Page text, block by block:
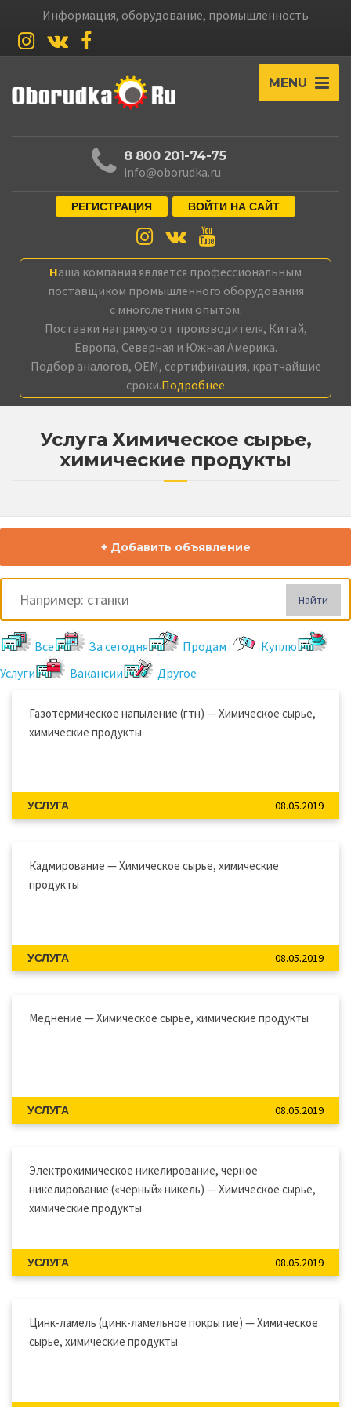
Информация, оборудование, промышленность
MENU
8 800 201-74-75
info@oborudka.ru
РЕГИСТРАЦИЯ ВОЙТИ НА САЙТ
Наша компания является профессиональным
поставщиком промышленного оборудования
с многолетним опытом.
Поставки напрямую от производителя, Китай,
Европа, Северная и Южная Америка.
Подбор аналогов, OEM, сертификация, кратчайшие
сроки.Подробнее
Услуга Химическое сырье,
химические продукты
+ Добавить объявление
Найти
Все За сегодня Продам
Куплю
Услуги
Вакансии Другое
Газотермическое напыление (гтн) — Химическое сырье,
химические продукты
УСЛУГА 08.05.2019
Кадмирование — Химическое сырье, химические
продукты
УСЛУГА 08.05.2019
Меднение — Химическое сырье, химические продукты
УСЛУГА 08.05.2019
Электрохимическое никелирование, черное
никелирование («черный» никель) — Химическое сырье,
химические продукты
УСЛУГА 08.05.2019
Цинк-ламель (цинк-ламельное покрытие) — Химическое
сырье, химические продукты